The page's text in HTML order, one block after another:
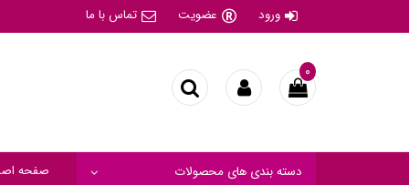
ورود عضویت تماس با ما
۰
صفحه دسته بندی های محصولات